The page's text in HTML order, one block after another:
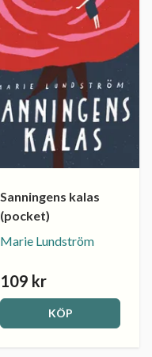
Sanningens kalas
(pocket)
Marie Lundström
109 kr
KÖP